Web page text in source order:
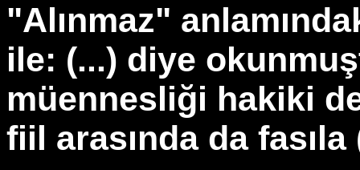
"Alınmaz"
ile: (...) diye
müennesliği hakiki
fiil arasında da